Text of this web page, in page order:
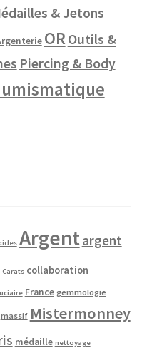
& Jetons
OR Outils &
Piercing & Body
Argentargent
Carats collaboration
France gemmologie
massif Mistermonney
médaille nettoyage